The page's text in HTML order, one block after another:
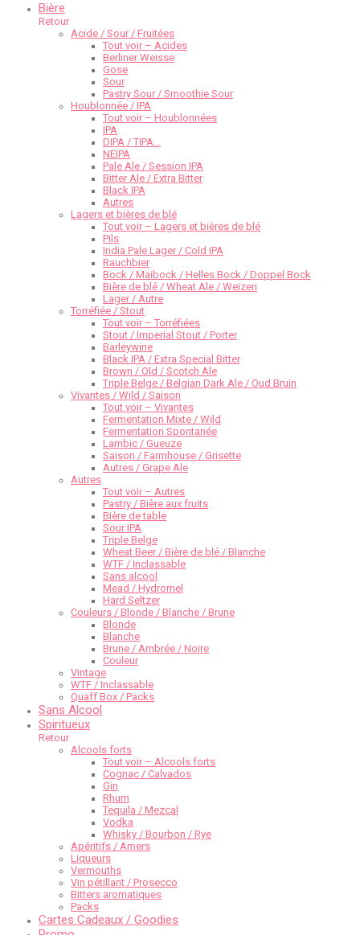
Bière
Retour
Acide / Sour / Fruitées
Tout voir – Acides
Berliner Weisse
Gose
Sour
Pastry Sour / Smoothie Sour
Houblonnée / IPA
Tout voir – Houblonnées
IPA
DIPA / TIPA…
NEIPA
Pale Ale / Session IPA
Bitter Ale / Extra Bitter
Black IPA
Autres
Lagers et bières de blé
Tout voir – Lagers et bières de blé
Pils
India Pale Lager / Cold IPA
Rauchbier
Bock / Maibock / Helles Bock / Doppel Bock
Bière de blé / Wheat Ale / Weizen
Lager / Autre
Torréfiée / Stout
Tout voir – Torréfiées
Stout / Imperial Stout / Porter
Barleywine
Black IPA / Extra Special Bitter
Brown / Old / Scotch Ale
Triple Belge / Belgian Dark Ale / Oud Bruin
Vivantes / Wild / Saison
Tout voir – Vivantes
Fermentation Mixte / Wild
Fermentation Spontanée
Lambic / Gueuze
Saison / Farmhouse / Grisette
Autres / Grape Ale
Autres
Tout voir – Autres
Pastry / Bière aux fruits
Bière de table
Sour IPA
Triple Belge
Wheat Beer / Bière de blé / Blanche
WTF / Inclassable
Sans alcool
Mead / Hydromel
Hard Seltzer
Couleurs / Blonde / Blanche / Brune
Blonde
Blanche
Brune / Ambrée / Noire
Couleur
Vintage
WTF / Inclassable
Quaff Box / Packs
Sans Alcool
Spiritueux
Retour
Alcools forts
Tout voir – Alcools forts
Cognac / Calvados
Gin
Rhum
Tequila / Mezcal
Vodka
Whisky / Bourbon / Rye
Apéritifs / Amers
Liqueurs
Vermouths
Vin pétillant / Prosecco
Bitters aromatiques
Packs
Cartes Cadeaux / Goodies